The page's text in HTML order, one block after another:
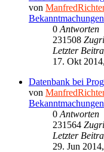
von
Bekanntmachungen
0 Antworten
231508
Letzter
17. Okt
Datenbank bei
von
Bekanntmachungen
0 Antworten
231564
Letzter
29. Jun